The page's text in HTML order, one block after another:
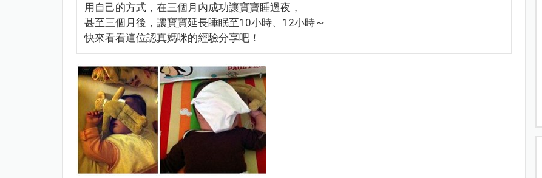
用自己的方式，在三個月內成功讓寶寶睡過夜，
甚至三個月後，讓寶寶延長睡眠至10小時、12小時～
快來看看這位認真媽咪的經驗分享吧！